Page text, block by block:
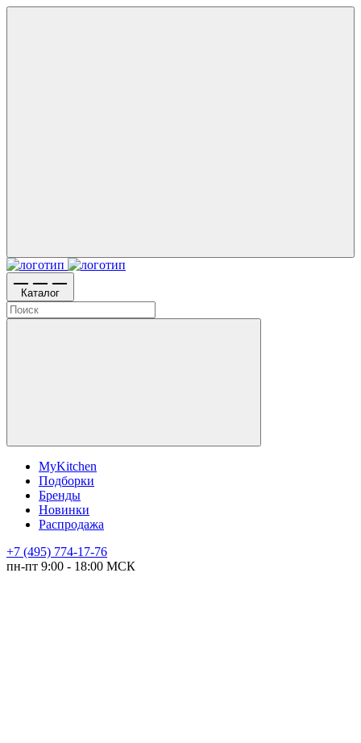
Каталог
MyKitchen
Подборки
Бренды
Новинки
Распродажа
+7 (495) 774-17-76
пн-пт 9:00 - 18:00 МСК